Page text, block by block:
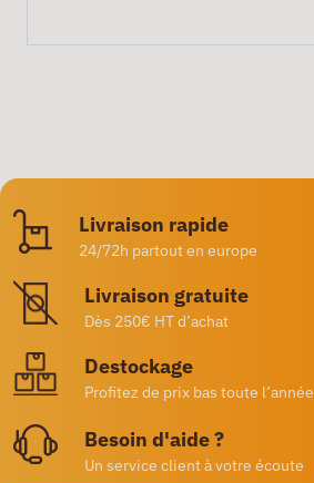
Livraison rapide
24/72h partout en europe
Livraison gratuite
Dès 250€ HT d’achat
Destockage
Profitez de prix bas toute l’année
Besoin d'aide ?
Un service client à votre écoute